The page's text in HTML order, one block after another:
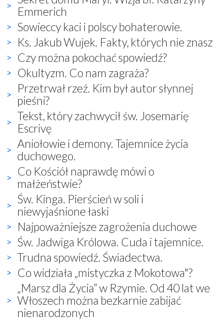
Emmerich
Sowieccy kaci i polscy bohaterowie.
Ks. Jakub Wujek. Fakty, których nie znasz
Czy można pokochać spowiedź?
Okultyzm. Co nam zagraża?
Przetrwał rzeź. Kim był autor słynnej
pieśni?
Tekst, który zachwycił św. Josemarię
Escrivę
Aniołowie i demony. Tajemnice życia
duchowego.
Co Kościół naprawdę mówi o
małżeństwie?
Św. Kinga. Pierścień w soli i
niewyjaśnione łaski
Najpoważniejsze zagrożenia duchowe
Św. Jadwiga Królowa. Cuda i tajemnice.
Trudna spowiedź. Świadectwa.
Co widziała „mistyczka z Mokotowa"?
„Marsz dla Życia” w Rzymie. Od 40 lat we
Włoszech można bezkarnie zabijać
nienarodzonych